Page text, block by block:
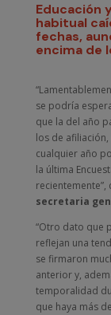
Educación
habitual
fechas,
encima de
se podría
que la del año
los de
cualquier año
la última
recientemente”,
secretaria
“Otro dato que
reflejan una
se firmaron
anterior y,
temporalidad
que haya más